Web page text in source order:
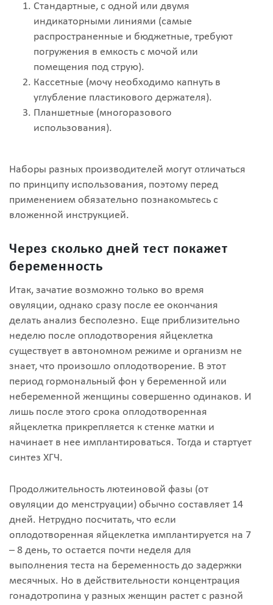
Стандартные, с одной или двумя
индикаторными линиями (самые
распространенные и бюджетные, требуют
погружения в емкость с мочой или
помещения под струю).
Кассетные (мочу необходимо капнуть в
углубление пластикового держателя).
Планшетные (многоразового
использования).
Наборы разных производителей могут отличаться
по принципу использования, поэтому перед
применением обязательно познакомьтесь с
вложенной инструкцией.
Через сколько дней тест покажет
беременность
Итак, зачатие возможно только во время
овуляции, однако сразу после ее окончания
делать анализ бесполезно. Еще приблизительно
неделю после оплодотворения яйцеклетка
существует в автономном режиме и организм не
знает, что произошло оплодотворение. В этот
период гормональный фон у беременной или
небеременной женщины совершенно одинаков. И
лишь после этого срока оплодотворенная
яйцеклетка прикрепляется к стенке матки и
начинает в нее имплантироваться. Тогда и стартует
синтез ХГЧ.
Продолжительность лютеиновой фазы (от
овуляции до менструации) обычно составляет 14
дней. Нетрудно посчитать, что если
оплодотворенная яйцеклетка имплантируется на 7
– 8 день, то остается почти неделя для
выполнения теста на беременность до задержки
месячных. Но в действительности концентрация
гонадотропина у разных женщин растет с разной